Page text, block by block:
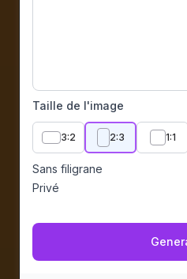
Taille de l'image
3:2 2:3 1:1
Sans filigrane
Privé